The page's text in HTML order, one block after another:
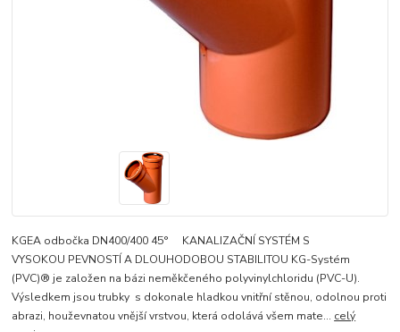
KGEA odbočka DN400/400 45° KANALIZAČNÍ SYSTÉM S
VYSOKOU PEVNOSTÍ A DLOUHODOBOU STABILITOU KG-Systém
(PVC)® je založen na bázi neměkčeného polyvinylchloridu (PVC-U).
Výsledkem jsou trubky s dokonale hladkou vnitřní stěnou, odolnou proti
abrazi, houževnatou vnější vrstvou, která odolává všem mate... celý